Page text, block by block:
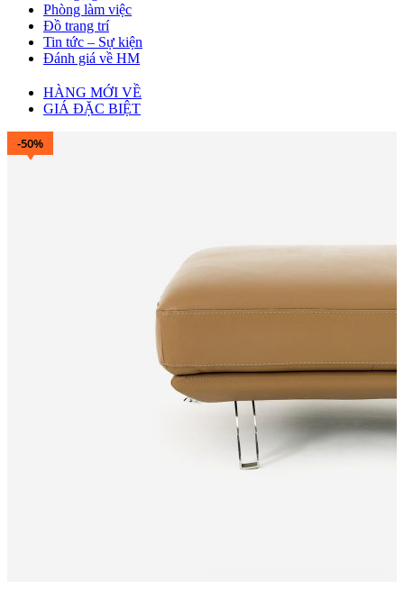
Phòng làm việc
Đồ trang trí
Tin tức – Sự kiện
Đánh giá về HM
HÀNG MỚI VỀ
GIÁ ĐẶC BIỆT
-50%